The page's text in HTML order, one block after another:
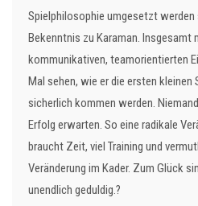
Spielphilosophie umgesetzt
Bekenntnis zu Karaman. Insgesamt
kommunikativen, teamorientierten
Mal sehen, wie er die ersten kleinen
sicherlich kommen werden.
Erfolg erwarten. So eine radikale
braucht Zeit, viel Training und
Veränderung im Kader. Zum Glück
unendlich geduldig.?